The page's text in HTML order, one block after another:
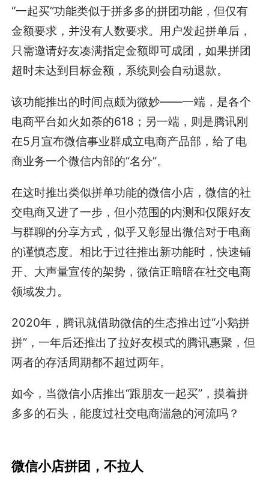
“一起买”功能类似于拼多多的拼团功能，但仅有
金额要求，并没有人数要求。用户发起拼单后，
只需邀请好友凑满指定金额即可成团，如果拼团
超时未达到目标金额，系统则会自动退款。
该功能推出的时间点颇为微妙——一端，是各个
电商平台如火如荼的618；另一端，则是腾讯刚
在5月宣布微信事业群成立电商产品部，给了电
商业务一个微信内部的“名分”。
在这时推出类似拼单功能的微信小店，微信的社
交电商又进了一步，但小范围的内测和仅限好友
与群聊的分享方式，似乎又彰显出微信对于电商
的谨慎态度。相比于过往推出新功能时，快速铺
开、大声量宣传的架势，微信正暗暗在社交电商
领域发力。
2020年，腾讯就借助微信的生态推出过“小鹅拼
拼”，一年后还推出了拉好友模式的腾讯惠聚，但
两者的存活周期都不超过两年。
如今，当微信小店推出“跟朋友一起买”，摸着拼
多多的石头，能度过社交电商湍急的河流吗？
微信小店拼团，不拉人